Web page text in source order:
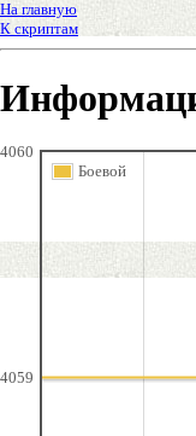
На главную
К скриптам
4059
4060
Боевой